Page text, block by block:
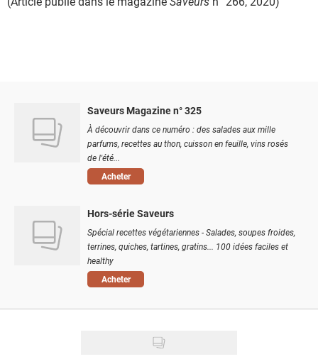
Saveurs Magazine n° 325
À découvrir dans ce numéro : des salades aux mille
parfums, recettes au thon, cuisson en feuille, vins rosés
de l'été...
Acheter
Hors-série Saveurs
Spécial recettes végétariennes - Salades, soupes froides,
terrines, quiches, tartines, gratins... 100 idées faciles et
healthy
Acheter